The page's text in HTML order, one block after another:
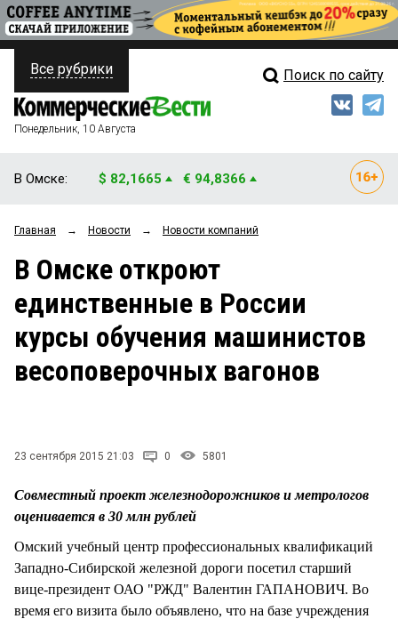
ПОЛИТИКА
ФИНАНСЫ
ОБЩЕСТВО
ЗАКОН
НОВОСТИ КОМПАНИЙ
Свежий выпуск
Мнения
Блоги
Архив
Все рубрики Поиск по сайту
Понедельник, 10 Августа
В Омске: $ 82,1665 € 94,8366
Главная → Новости → Новости компаний
В Омске откроют
единственные в России
курсы обучения машинистов
весоповерочных вагонов
23 сентября 2015 21:03 0 5801
Совместный проект железнодорожников и метрологов
оценивается в 30 млн рублей
Омский учебный центр профессиональных квалификаций
Западно-Сибирской железной дороги посетил старший
вице-президент ОАО "РЖД" Валентин ГАПАНОВИЧ. Во
время его визита было объявлено, что на базе учреждения